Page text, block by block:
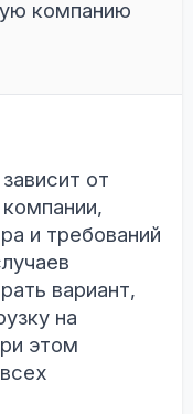
компанию
от
и требований
вариант,
на
этом